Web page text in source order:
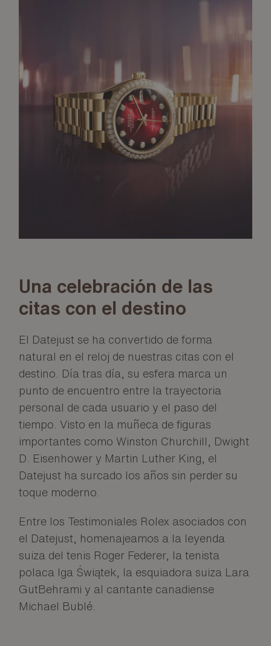
Una celebración de las
citas con el destino
El Datejust se ha convertido de forma
natural en el reloj de nuestras citas con el
destino. Día tras día, su esfera marca un
punto de encuentro entre la trayectoria
personal de cada usuario y el paso del
tiempo. Visto en la muñeca de figuras
importantes como Winston Churchill, Dwight
D. Eisenhower y Martin Luther King, el
Datejust ha surcado los años sin perder su
toque moderno.
Entre los Testimoniales Rolex asociados con
el Datejust, homenajeamos a la leyenda
suiza del tenis Roger Federer, la tenista
polaca Iga Świątek, la esquiadora suiza Lara
GutBehrami y al cantante canadiense
Michael Bublé.